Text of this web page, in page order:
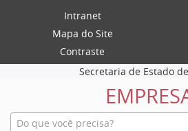
Intranet
Mapa do Site
Contraste
Secretaria de Estado